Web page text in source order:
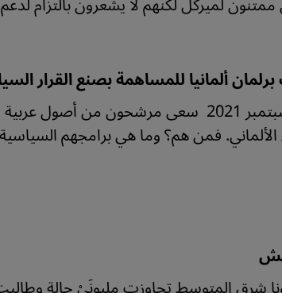
ألمانيا للمساهمة بصنع القرار
في انتخابات ألمانيا التشريعية في 26 أيلول/ سبتمبر 2021 سعى
فمن هم؟ وما هي برامجهم